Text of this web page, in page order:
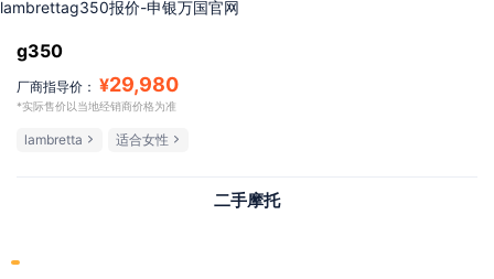
lambrettag350报价-申银万国官网
g350
厂商指导价： ¥29,980
*实际售价以当地经销商价格为准
lambretta 适合女性
二手摩托